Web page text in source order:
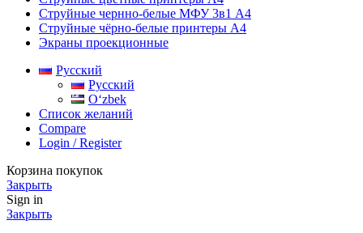
Струйные чернно-белые МФУ 3в1 А4
Струйные чёрно-белые принтеры А4
Экраны проекционные
Русский
Русский
Oʻzbek
Список желаний
Compare
Login / Register
Корзина покупок
Закрыть
Sign in
Закрыть